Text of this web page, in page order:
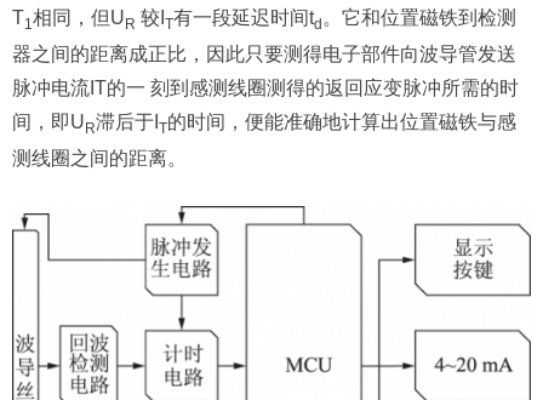
T1 相同，但UR 较I T有一段延迟时间td 。它和位置磁铁到检测
器之间的距离成正比，因此只要测得电子部件向波导管发送
脉冲电流IT的一 刻到感测线圈测得的返回应变脉冲所需的时
间，即U R滞后于I T的时间，便能准确地计算出位置磁铁与感
测线圈之间的距离。